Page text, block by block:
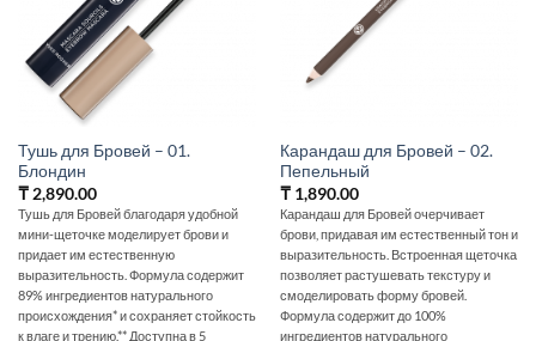
Тушь для Бровей – 01.
Блондин
₸2,890.00
Тушь для Бровей благодаря удобной
мини-щеточке моделирует брови и
придает им естественную
выразительность. Формула содержит
89% ингредиентов натурального
происхождения* и сохраняет стойкость
к влаге и трению.** Доступна в 5
Карандаш для Бровей – 02.
Пепельный
₸1,890.00
Карандаш для Бровей очерчивает
брови, придавая им естественный тон и
выразительность. Встроенная щеточка
позволяет растушевать текстуру и
смоделировать форму бровей.
Формула содержит до 100%
ингредиентов натурального